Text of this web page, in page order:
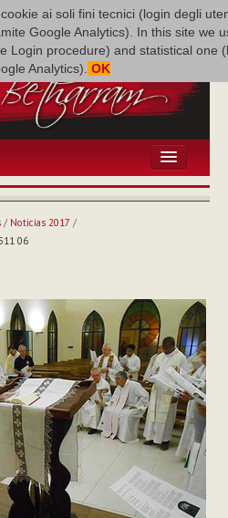
ai soli fini tecnici (login degli
Google Analytics). In this site we
Login procedure) and statistical one
Analytics). OK
/ Noticias 2017 /
06